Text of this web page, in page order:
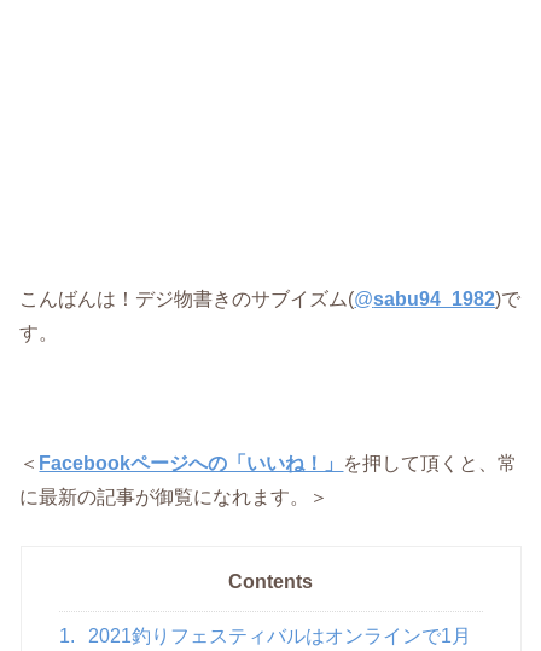
こんばんは！デジ物書きのサブイズム(@sabu94_1982)で
す。
＜ Facebookページへの「いいね！」 を押して頂くと、常
に最新の記事が御覧になれます。＞
Contents
1.
2021釣りフェスティバルはオンラインで1月